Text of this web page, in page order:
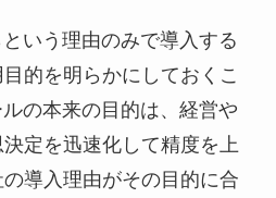
いう理由のみで導入する
的を明らかにしておくこ
の本来の目的は、経営や
定を迅速化して精度を上
導入理由がその目的に合